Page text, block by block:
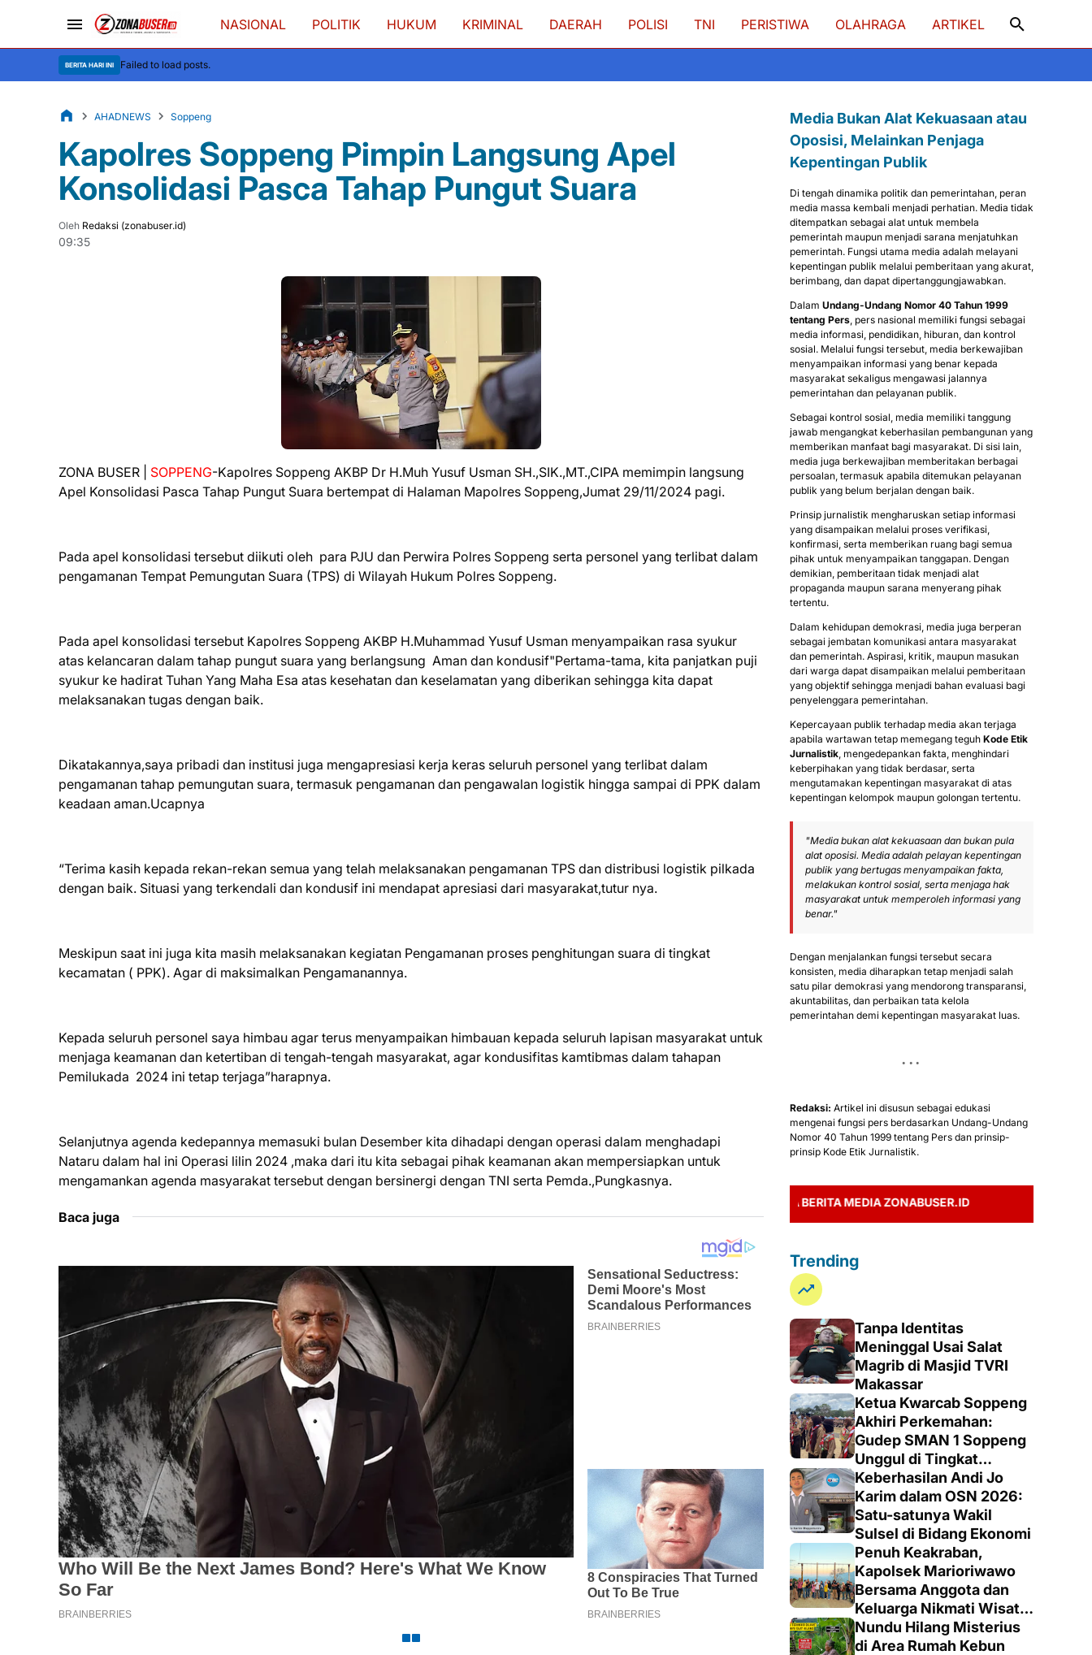
NASIONAL POLITIK HUKUM KRIMINAL DAERAH POLISI TNI PERISTIWA OLAHRAGA ARTIKEL
BERITA HARI INI Failed to load posts.
AHADNEWS Soppeng
Kapolres Soppeng Pimpin Langsung Apel
Konsolidasi Pasca Tahap Pungut Suara
Oleh Redaksi (zonabuser.id)
09:35
ZONA BUSER | SOPPENG-Kapolres Soppeng AKBP Dr H.Muh Yusuf Usman SH.,SIK.,MT.,CIPA memimpin langsung
Apel Konsolidasi Pasca Tahap Pungut Suara bertempat di Halaman Mapolres Soppeng,Jumat 29/11/2024 pagi.
Pada apel konsolidasi tersebut diikuti oleh para PJU dan Perwira Polres Soppeng serta personel yang terlibat dalam
pengamanan Tempat Pemungutan Suara (TPS) di Wilayah Hukum Polres Soppeng.
Pada apel konsolidasi tersebut Kapolres Soppeng AKBP H.Muhammad Yusuf Usman menyampaikan rasa syukur
atas kelancaran dalam tahap pungut suara yang berlangsung Aman dan kondusif"Pertama-tama, kita panjatkan puji
syukur ke hadirat Tuhan Yang Maha Esa atas kesehatan dan keselamatan yang diberikan sehingga kita dapat
melaksanakan tugas dengan baik.
Dikatakannya,saya pribadi dan institusi juga mengapresiasi kerja keras seluruh personel yang terlibat dalam
pengamanan tahap pemungutan suara, termasuk pengamanan dan pengawalan logistik hingga sampai di PPK dalam
keadaan aman.Ucapnya
“Terima kasih kepada rekan-rekan semua yang telah melaksanakan pengamanan TPS dan distribusi logistik pilkada
dengan baik. Situasi yang terkendali dan kondusif ini mendapat apresiasi dari masyarakat,tutur nya.
Meskipun saat ini juga kita masih melaksanakan kegiatan Pengamanan proses penghitungan suara di tingkat
kecamatan ( PPK). Agar di maksimalkan Pengamanannya.
Kepada seluruh personel saya himbau agar terus menyampaikan himbauan kepada seluruh lapisan masyarakat untuk
menjaga keamanan dan ketertiban di tengah-tengah masyarakat, agar kondusifitas kamtibmas dalam tahapan
Pemilukada 2024 ini tetap terjaga”harapnya.
Selanjutnya agenda kedepannya memasuki bulan Desember kita dihadapi dengan operasi dalam menghadapi
Nataru dalam hal ini Operasi lilin 2024 ,maka dari itu kita sebagai pihak keamanan akan mempersiapkan untuk
mengamankan agenda masyarakat tersebut dengan bersinergi dengan TNI serta Pemda.,Pungkasnya.
Baca juga
Media Bukan Alat Kekuasaan atau
Oposisi, Melainkan Penjaga
Kepentingan Publik
Di tengah dinamika politik dan pemerintahan, peran
media massa kembali menjadi perhatian. Media tidak
ditempatkan sebagai alat untuk membela
pemerintah maupun menjadi sarana menjatuhkan
pemerintah. Fungsi utama media adalah melayani
kepentingan publik melalui pemberitaan yang akurat,
berimbang, dan dapat dipertanggungjawabkan.
Dalam Undang-Undang Nomor 40 Tahun 1999
tentang Pers, pers nasional memiliki fungsi sebagai
media informasi, pendidikan, hiburan, dan kontrol
sosial. Melalui fungsi tersebut, media berkewajiban
menyampaikan informasi yang benar kepada
masyarakat sekaligus mengawasi jalannya
pemerintahan dan pelayanan publik.
Sebagai kontrol sosial, media memiliki tanggung
jawab mengangkat keberhasilan pembangunan yang
memberikan manfaat bagi masyarakat. Di sisi lain,
media juga berkewajiban memberitakan berbagai
persoalan, termasuk apabila ditemukan pelayanan
publik yang belum berjalan dengan baik.
Prinsip jurnalistik mengharuskan setiap informasi
yang disampaikan melalui proses verifikasi,
konfirmasi, serta memberikan ruang bagi semua
pihak untuk menyampaikan tanggapan. Dengan
demikian, pemberitaan tidak menjadi alat
propaganda maupun sarana menyerang pihak
tertentu.
Dalam kehidupan demokrasi, media juga berperan
sebagai jembatan komunikasi antara masyarakat
dan pemerintah. Aspirasi, kritik, maupun masukan
dari warga dapat disampaikan melalui pemberitaan
yang objektif sehingga menjadi bahan evaluasi bagi
penyelenggara pemerintahan.
Kepercayaan publik terhadap media akan terjaga
apabila wartawan tetap memegang teguh Kode Etik
Jurnalistik, mengedepankan fakta, menghindari
keberpihakan yang tidak berdasar, serta
mengutamakan kepentingan masyarakat di atas
kepentingan kelompok maupun golongan tertentu.
"Media bukan alat kekuasaan dan bukan pula
alat oposisi. Media adalah pelayan kepentingan
publik yang bertugas menyampaikan fakta,
melakukan kontrol sosial, serta menjaga hak
masyarakat untuk memperoleh informasi yang
benar."
Dengan menjalankan fungsi tersebut secara
konsisten, media diharapkan tetap menjadi salah
satu pilar demokrasi yang mendorong transparansi,
akuntabilitas, dan perbaikan tata kelola
pemerintahan demi kepentingan masyarakat luas.
Redaksi: Artikel ini disusun sebagai edukasi
mengenai fungsi pers berdasarkan Undang-Undang
Nomor 40 Tahun 1999 tentang Pers dan prinsip-
prinsip Kode Etik Jurnalistik.
TERIMA KASIH TELAH MEMBACA BERITA MEDIA ZONABUSER.ID
Trending
Tanpa Identitas
Meninggal Usai Salat
Magrib di Masjid TVRI
Makassar
Ketua Kwarcab Soppeng
Akhiri Perkemahan:
Gudep SMAN 1 Soppeng
Unggul di Tingkat
Penegak
Keberhasilan Andi Jo
Karim dalam OSN 2026:
Satu-satunya Wakil
Sulsel di Bidang Ekonomi
Penuh Keakraban,
Kapolsek Marioriwawo
Bersama Anggota dan
Keluarga Nikmati Wisata
Alam
Nundu Hilang Misterius
di Area Rumah Kebun